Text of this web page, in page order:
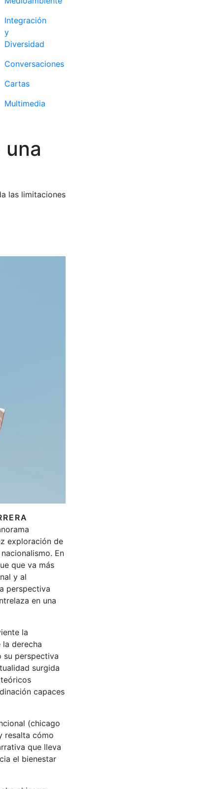
Integración
y
Diversidad
Conversaciones
Cartas
Multimedia
las limitaciones
exploración de
En
que va más
y al
perspectiva
en una
la
derecha
su perspectiva
surgida
capaces
(chicago
resalta cómo
que lleva
el bienestar